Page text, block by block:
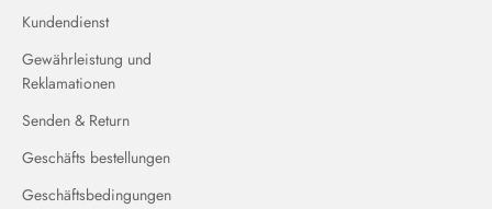
Kundendienst
Gewährleistung und
Reklamationen
Senden & Return
Geschäfts bestellungen
Geschäftsbedingungen